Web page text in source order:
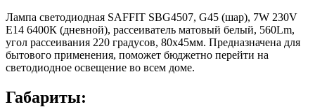
Лампа светодиодная SAFFIT SBG4507, G45 (шар), 7W 230V
E14 6400К (дневной), рассеиватель матовый белый, 560Lm,
угол рассеивания 220 градусов, 80х45мм. Предназначена для
бытового применения, поможет бюджетно перейти на
светодиодное освещение во всем доме.
Габариты: